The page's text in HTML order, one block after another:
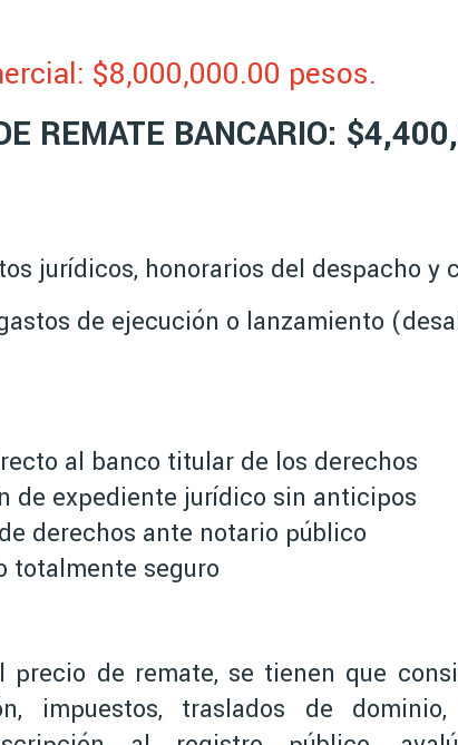
$8,000,000.00 pesos.
REMATE BANCARIO:
jurídicos, honorarios del despacho y
de ejecución o lanzamiento
al banco titular de los derechos
de expediente jurídico sin anticipos
derechos ante notario público
totalmente seguro
precio de remate, se tienen que
impuestos, traslados de